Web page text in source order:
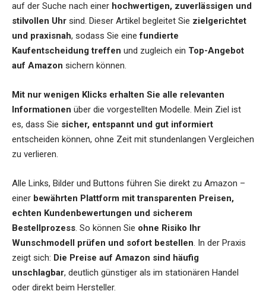
auf der Suche nach einer hochwertigen, zuverlässigen und
stilvollen Uhr sind. Dieser Artikel begleitet Sie zielgerichtet
und praxisnah, sodass Sie einefundierte
Kaufentscheidung treffen und zugleich ein Top-Angebot
auf Amazon sichern können.
Mit nur wenigen Klicks erhalten Sie alle relevanten
Informationen über die vorgestellten Modelle. Mein Ziel ist
es, dass Sie sicher, entspannt und gut informiert
entscheiden können, ohne Zeit mit stundenlangen Vergleichen
zu verlieren.
Alle Links, Bilder und Buttons führen Sie direkt zu Amazon –
einer bewährten Plattform mit transparenten Preisen,
echten Kundenbewertungen und sicherem
Bestellprozess. So können Sie ohne Risiko Ihr
Wunschmodell prüfen und sofort bestellen. In der Praxis
zeigt sich: Die Preise auf Amazon sind häufig
unschlagbar, deutlich günstiger als im stationären Handel
oder direkt beim Hersteller.